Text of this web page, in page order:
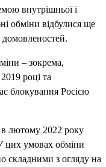
внутрішньої і
обміни відбулися ще
– зокрема,
році та
блокування Росією
в лютому 2022 року
цих умовах обміни
складними з огляду на